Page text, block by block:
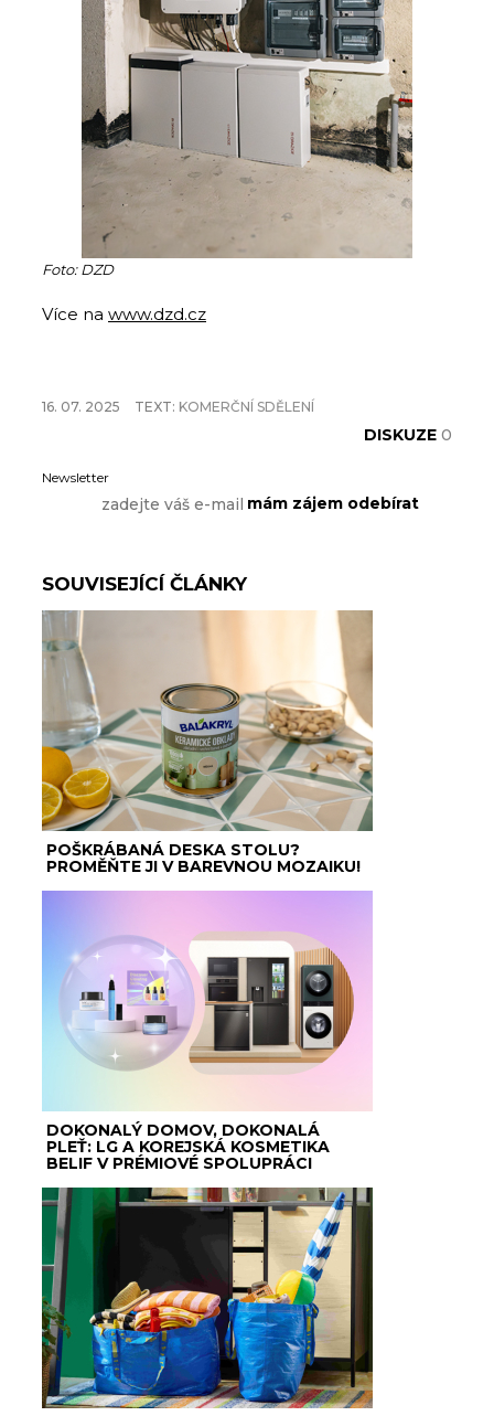
Foto: DZD
Více na www.dzd.cz
16. 07. 2025 TEXT: KOMERČNÍ SDĚLENÍ
DISKUZE 0
Newsletter
SOUVISEJÍCÍ ČLÁNKY
POŠKRÁBANÁ DESKA STOLU?
PROMĚŇTE JI V BAREVNOU MOZAIKU!
DOKONALÝ DOMOV, DOKONALÁ
PLEŤ: LG A KOREJSKÁ KOSMETIKA
BELIF V PRÉMIOVÉ SPOLUPRÁCI